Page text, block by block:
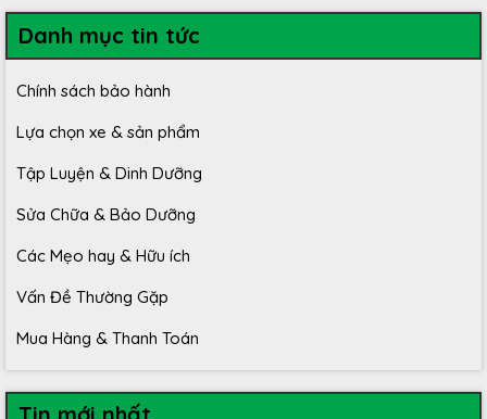
Danh mục tin tức
Chính sách bảo hành
Lựa chọn xe & sản phẩm
Tập Luyện & Dinh Dưỡng
Sửa Chữa & Bảo Dưỡng
Các Mẹo hay & Hữu ích
Vấn Đề Thường Gặp
Mua Hàng & Thanh Toán